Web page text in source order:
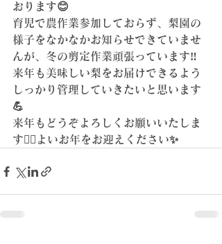
おります😊
育児で農作業参加しておらず、梨園の
様子をなかなかお知らせできていませ
んが、冬の剪定作業頑張っています‼️
来年も美味しい梨をお届けできるよう
しっかり管理していきたいと思います
💪
来年もどうぞよろしくお願いいたしま
す🙇‍♀️よいお年をお迎えください✨